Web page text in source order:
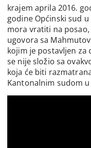
krajem aprila 2016.
godine Općinski sud
mora vratiti na
ugovora sa
kojim je postavljen za
se nije složio sa
koja će biti
Kantonalnim sudom u